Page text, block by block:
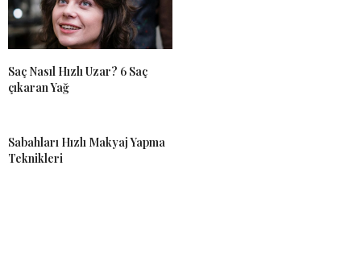
Saç Nasıl Hızlı Uzar? 6 Saç
çıkaran Yağ
Sabahları Hızlı Makyaj Yapma
Teknikleri